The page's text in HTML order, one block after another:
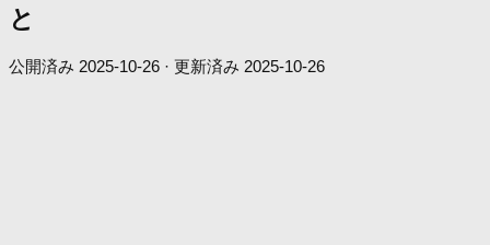
と
公開済み 2025-10-26 · 更新済み 2025-10-26